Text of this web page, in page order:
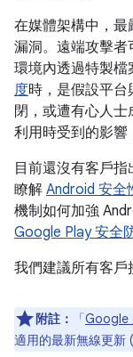
在媒體架構中，最
漏洞。遠端攻擊
環境內透過特製檔
度時，是假設平台
閉，或遭有心人
利用時受到的影響
目前還沒有客戶
瞭解 Android 安全
機制如何加強
Google Play 安全
我們建議所有客戶
附註： 「Google
適用的最新無線更新